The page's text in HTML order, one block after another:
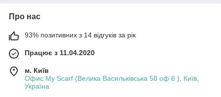
Про нас
93% позитивних з 14 відгуків за рік
Працює з 11.04.2020
м. Київ
Офис My Scarf (Велика Васильківська 58 оф 6 ), Київ,
Україна